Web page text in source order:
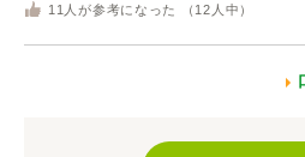
11 人が参考になった （ 12 人中）